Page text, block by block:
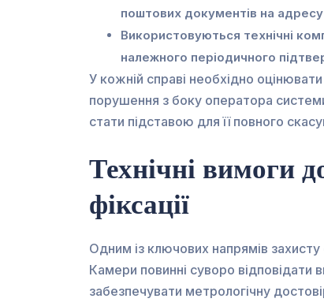
поштових документів на адресу
Використовуються технічні
належного періодичного
У кожній справі необхідно
порушення з боку оператора
стати підставою для її повного
Технічні вимоги
фіксації
Одним із ключових напрямів захисту
Камери повинні суворо відповідати
забезпечувати метрологічну